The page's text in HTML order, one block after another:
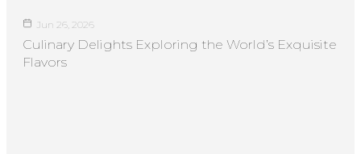
Jun 26, 2026
Culinary Delights Exploring the World’s Exquisite
Flavors